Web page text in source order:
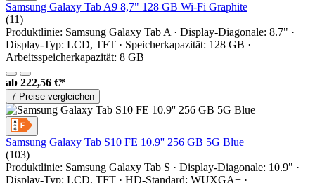
Samsung Galaxy Tab A9 8,7" 128 GB Wi-Fi Graphite
(11)
Produktlinie: Samsung Galaxy Tab A · Display-Diagonale: 8.7" ·
Display-Typ: LCD, TFT · Speicherkapazität: 128 GB ·
Arbeitsspeicherkapazität: 8 GB
ab 222,56 €*
7 Preise vergleichen
Samsung Galaxy Tab S10 FE 10.9'' 256 GB 5G Blue
(103)
Produktlinie: Samsung Galaxy Tab S · Display-Diagonale: 10.9" ·
Display-Typ: LCD, TFT · HD-Standard: WUXGA+ ·